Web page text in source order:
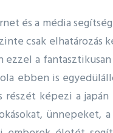
és a média
csak elhatározás
ezzel a
ebben is
részét képezi a japán
ünnepeket,